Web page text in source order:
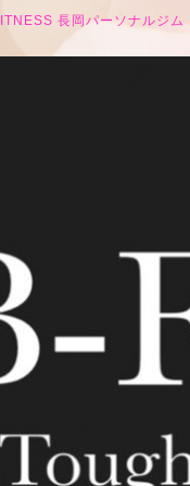
長岡パーソナルジム